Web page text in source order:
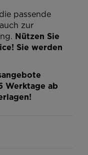
passende
zur
Nützen Sie
Sie werden
Werktage ab